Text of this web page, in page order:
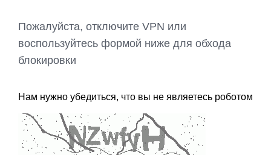
Пожалуйста, отключите VPN или
воспользуйтесь формой ниже для обхода
блокировки
Нам нужно убедиться, что вы не являетесь роботом